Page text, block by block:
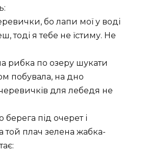
бо лапи мої у воді
тоді я тебе не їстиму. Не
рибка по озеру шукати
побувала, на дно
для лебедя не
берега під очерет і
той плач зелена жабка-